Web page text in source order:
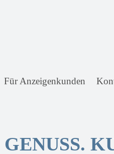
Für Anzeigenkunden